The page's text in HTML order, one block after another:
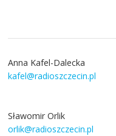
Anna Kafel-Dalecka
kafel@radioszczecin.pl
Sławomir Orlik
orlik@radioszczecin.pl